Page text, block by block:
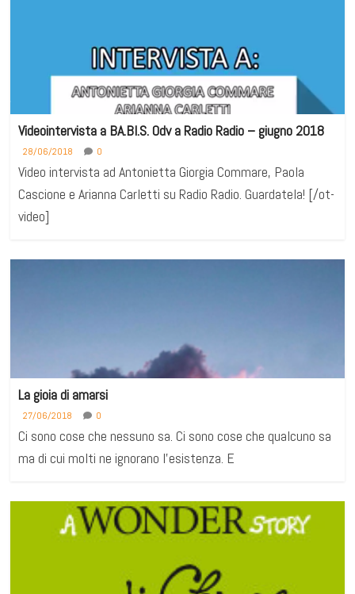
Videointervista a BA.BI.S. Odv a Radio Radio – giugno 2018
28/06/2018 0
Video intervista ad Antonietta Giorgia Commare, Paola
Cascione e Arianna Carletti su Radio Radio. Guardatela! [/ot-
video]
La gioia di amarsi
27/06/2018 0
Ci sono cose che nessuno sa. Ci sono cose che qualcuno sa
ma di cui molti ne ignorano l’esistenza. E